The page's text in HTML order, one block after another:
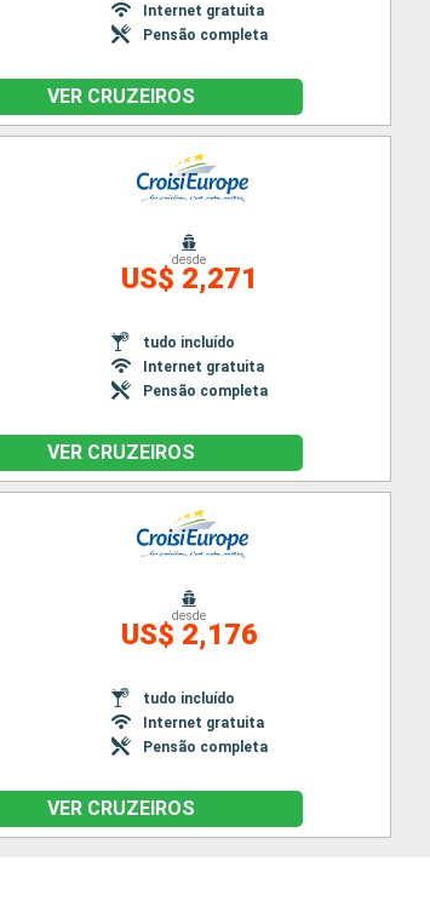
Internet gratuita
Pensão completa
VER CRUZEIROS
desde
US$ 2,271
tudo incluído
Internet gratuita
Pensão completa
VER CRUZEIROS
desde
US$ 2,176
tudo incluído
Internet gratuita
Pensão completa
VER CRUZEIROS